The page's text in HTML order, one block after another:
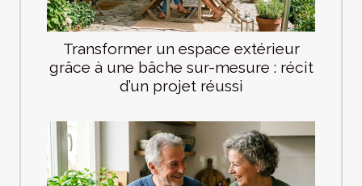
Transformer un espace extérieur
grâce à une bâche sur-mesure : récit
d’un projet réussi